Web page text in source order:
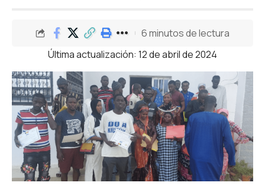
Última actualización: 12 de abril de 2024
6 minutos de lectura